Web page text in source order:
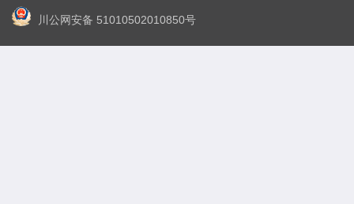
川公网安备 51010502010850号